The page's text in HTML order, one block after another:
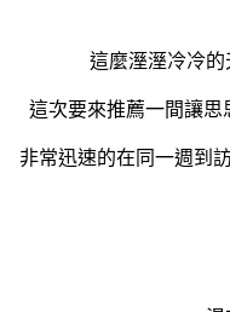
這麼溼溼冷冷的
這次要來推薦一間讓思
非常迅速的在同一週到